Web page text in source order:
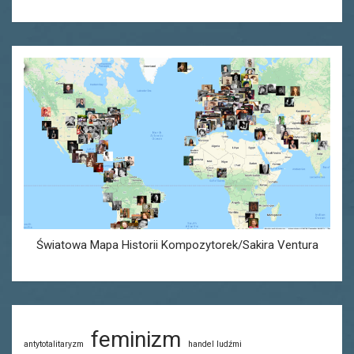
Światowa Mapa Historii Kompozytorek/Sakira Ventura
antytotalitaryzm feminizm handel ludźmi